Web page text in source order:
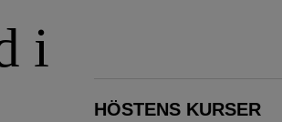
i
HÖSTENS KURSER